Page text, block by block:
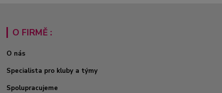
O FIRMĚ :
O nás
Specialista pro kluby a týmy
Spolupracujeme